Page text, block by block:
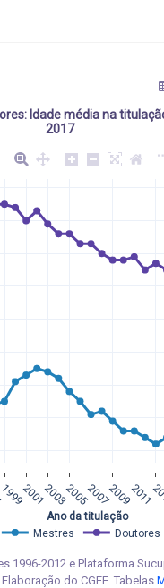
Idade média na
2017
200120032005200720092011
Mestres Doutores
Ano da titulação
1996-2012 e Plataforma
do CGEE. Tabelas